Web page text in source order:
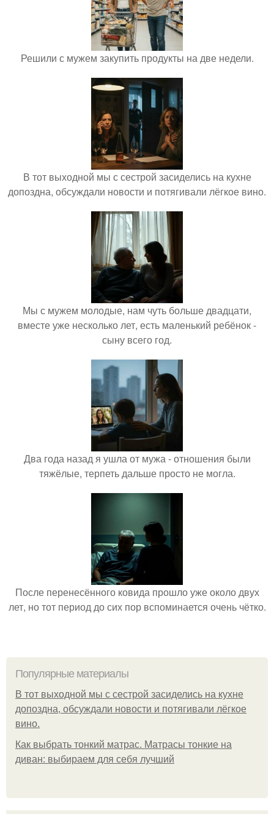
Решили с мужем закупить продукты на две недели.
В тот выходной мы с сестрой засиделись на кухне
допоздна, обсуждали новости и потягивали лёгкое вино.
Мы с мужем молодые, нам чуть больше двадцати,
вместе уже несколько лет, есть маленький ребёнок -
сыну всего год.
Два года назад я ушла от мужа - отношения были
тяжёлые, терпеть дальше просто не могла.
После перенесённого ковида прошло уже около двух
лет, но тот период до сих пор вспоминается очень чётко.
Популярные материалы
В тот выходной мы с сестрой засиделись на кухне
допоздна, обсуждали новости и потягивали лёгкое
вино.
Как выбрать тонкий матрас. Матрасы тонкие на
диван: выбираем для себя лучший